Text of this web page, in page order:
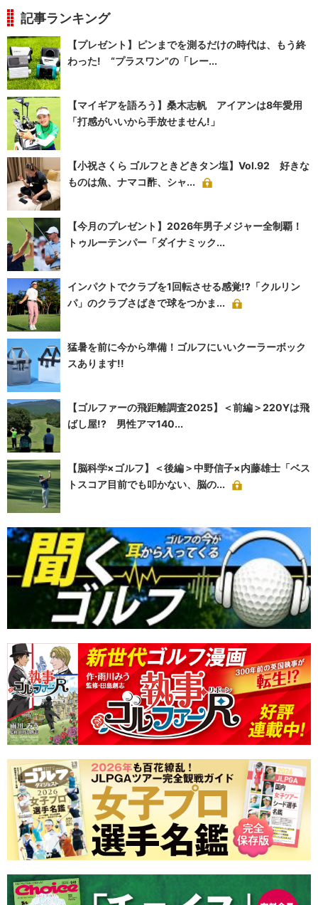
記事ランキング
【プレゼント】ピンまでを測るだけの時代は、もう終
わった! “プラスワン”の「レー...
【マイギアを語ろう】桑木志帆 アイアンは8年愛用
「打感がいいから手放せません!」
【小祝さくら ゴルフときどきタン塩】Vol.92 好きな
ものは魚、ナマコ酢、シャ...
【今月のプレゼント】2026年男子メジャー全制覇！
トゥルーテンパー「ダイナミック...
インパクトでクラブを1回転させる感覚!?「クルリン
パ」のクラブさばきで球をつかま...
猛暑を前に今から準備！ゴルフにいいクーラーボック
スあります!!
【ゴルファーの飛距離調査2025】＜前編＞220Yは飛
ばし屋!? 男性アマ140...
【脳科学×ゴルフ】＜後編＞中野信子×内藤雄士「ベス
トスコア目前でも叩かない、脳の...